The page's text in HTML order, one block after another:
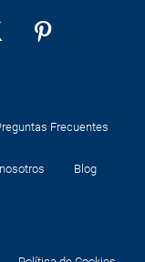
Frecuentes
Blog